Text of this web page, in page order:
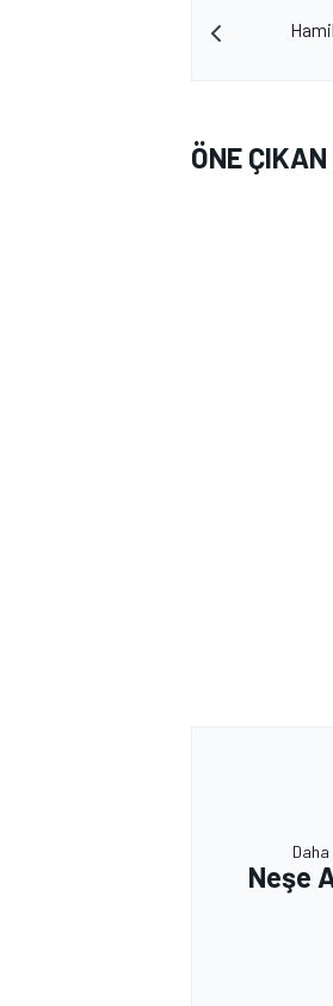
ÖNE
Daha
Neşe